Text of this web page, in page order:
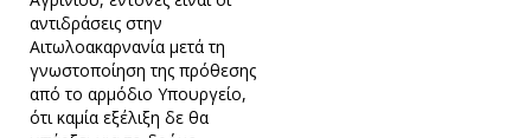
αντιδράσεις στην
Αιτωλοακαρνανία μετά τη
γνωστοποίηση της πρόθεσης
από το αρμόδιο Υπουργείο,
ότι καμία εξέλιξη δε θα